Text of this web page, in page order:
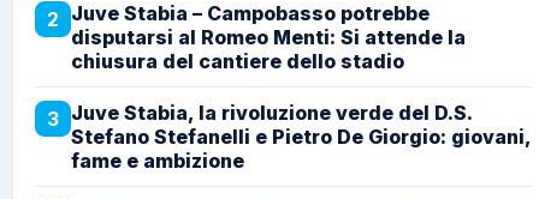
2 Juve Stabia – Campobasso potrebbe
disputarsi al Romeo Menti: Si attende la
chiusura del cantiere dello stadio
3 Juve Stabia, la rivoluzione verde del D.S.
Stefano Stefanelli e Pietro De Giorgio: giovani,
fame e ambizione